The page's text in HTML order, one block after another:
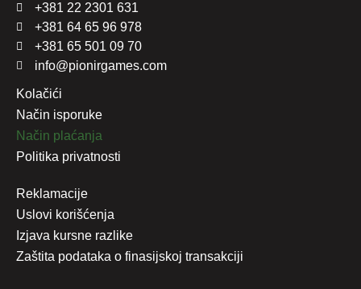
+381 22 2301 631
+381 64 65 96 978
+381 65 501 09 70
info@pionirgames.com
Kolačići
Način isporuke
Način plaćanja
Politika privatnosti
Reklamacije
Uslovi korišćenja
Izjava kursne razlike
Zaštita podataka o finasijskoj transakciji